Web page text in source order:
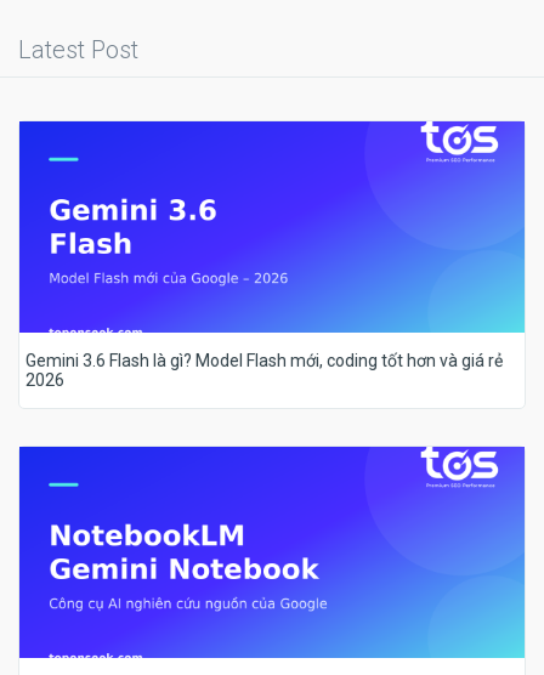
Latest Post
Gemini 3.6 Flash là gì? Model Flash mới, coding tốt hơn và giá rẻ
2026